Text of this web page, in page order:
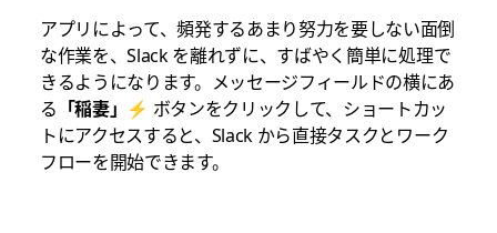
アプリによって、頻発するあまり努力を要しない面倒
な作業を、Slack を離れずに、すばやく簡単に処理で
きるようになります。メッセージフィールドの横にあ
る 「稲妻」 ⚡ ボタンをクリックして、ショートカッ
トにアクセスすると、Slack から直接タスクとワーク
フローを開始できます。